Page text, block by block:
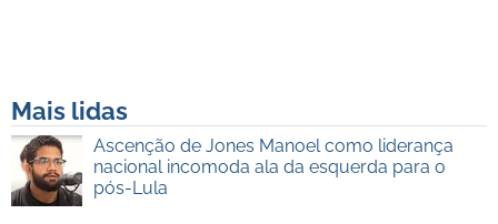
Mais lidas
Ascenção de Jones Manoel como liderança
nacional incomoda ala da esquerda para o
pós-Lula